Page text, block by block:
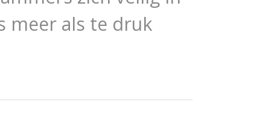
meer als te druk